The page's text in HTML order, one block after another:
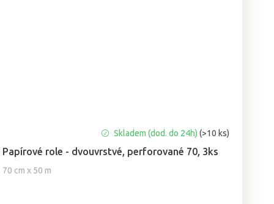
Papírové role - dvouvrstvé, perforované 70, 3ks
70 cm x 50 m
hodnocení
produktu
je
Skladem (dod. do 24h) (>10 ks)